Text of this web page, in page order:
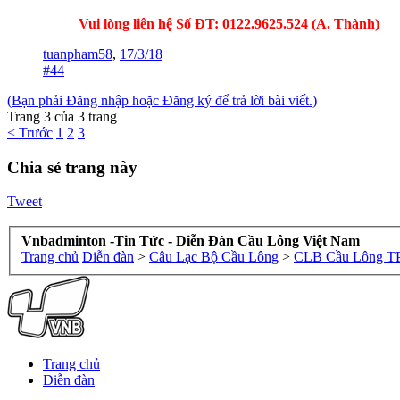
Vui lòng liên hệ Số ĐT: 0122.9625.524 (A. Thành)
tuanpham58, 17/3/18
#44
(Bạn phải Đăng nhập hoặc Đăng ký để trả lời bài viết.)
Trang 3 của 3 trang
< Trước 1 2 3
Chia sẻ trang này
Tweet
Vnbadminton -Tin Tức - Diễn Đàn Cầu Lông Việt Nam
Trang chủ Diễn đàn > Câu Lạc Bộ Cầu Lông > CLB Cầu Lông
Trang chủ
Diễn đàn